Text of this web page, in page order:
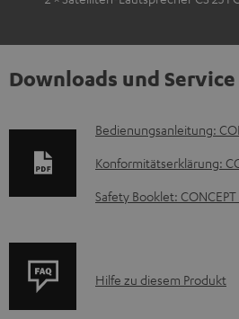
Downloads und Service
D
o
n
Bedienungsanleitung:
Konformitätserklärung:
Safety Booklet:
P
Hilfe zu diesem Produkt